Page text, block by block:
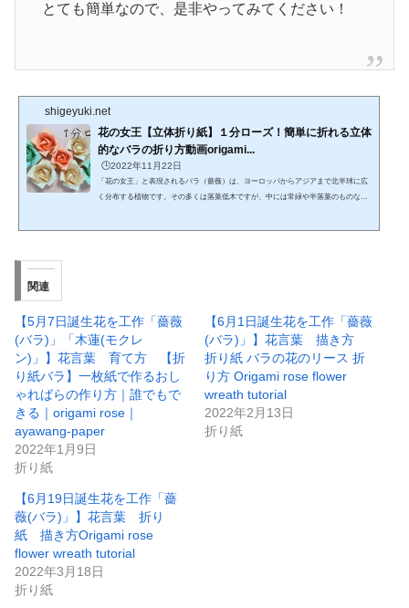
とても簡単なので、是非やってみてください！
shigeyuki.net
花の女王【立体折り紙】１分ローズ！簡単に折れる立体
的なバラの折り方動画origami...
🕒️2022年11月22日
「花の女王」と表現されるバラ（薔薇）は、ヨーロッパからアジアまで北半球に広
く分布する植物です。その多くは落葉低木ですが、中には常緑や半落葉のものなど
関連
【5月7日誕生花を工作「薔薇
(バラ)」「木蓮(モクレ
ン)」】花言葉 育て方 【折
り紙バラ】一枚紙で作るおし
ゃればらの作り方｜誰でもで
きる｜origami rose｜
ayawang-paper
2022年1月9日
折り紙
【6月1日誕生花を工作「薔薇
(バラ)」】花言葉 描き方
折り紙 バラの花のリース 折
り方 Origami rose flower
wreath tutorial
2022年2月13日
折り紙
【6月19日誕生花を工作「薔
薇(バラ)」】花言葉 折り
紙 描き方Origami rose
flower wreath tutorial
2022年3月18日
折り紙